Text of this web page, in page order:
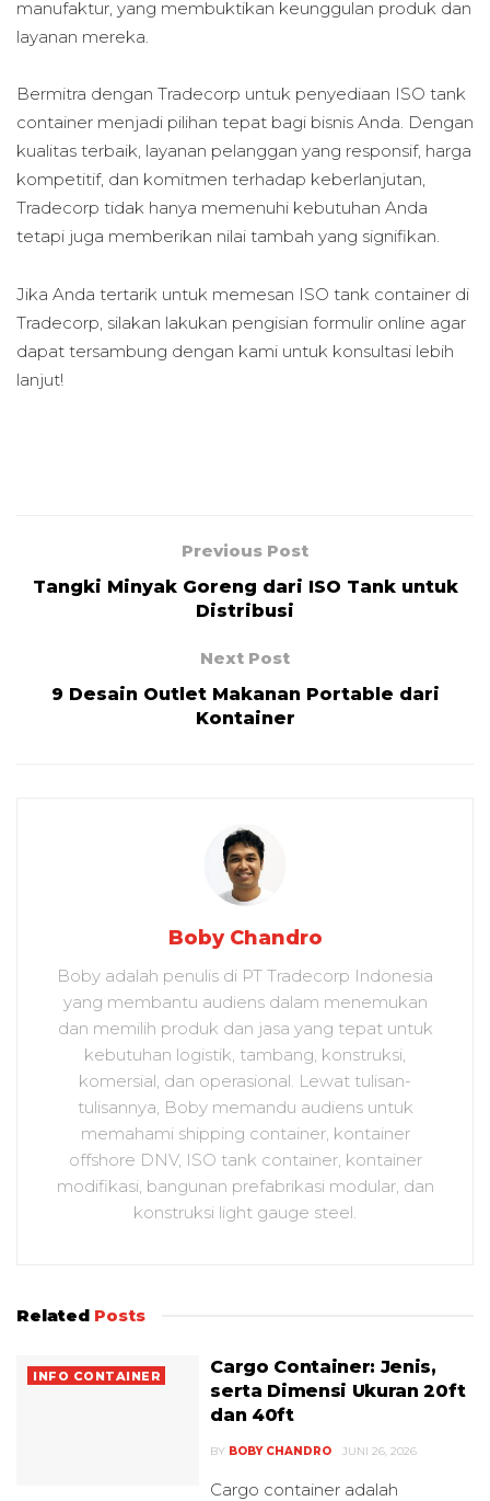
manufaktur, yang membuktikan keunggulan produk dan
layanan mereka.
Bermitra dengan Tradecorp untuk penyediaan ISO tank
container menjadi pilihan tepat bagi bisnis Anda. Dengan
kualitas terbaik, layanan pelanggan yang responsif, harga
kompetitif, dan komitmen terhadap keberlanjutan,
Tradecorp tidak hanya memenuhi kebutuhan Anda
tetapi juga memberikan nilai tambah yang signifikan.
Jika Anda tertarik untuk memesan ISO tank container di
Tradecorp, silakan lakukan pengisian formulir online agar
dapat tersambung dengan kami untuk konsultasi lebih
lanjut!
Previous Post
Tangki Minyak Goreng dari ISO Tank untuk
Distribusi
Next Post
9 Desain Outlet Makanan Portable dari
Kontainer
Boby Chandro
Boby adalah penulis di PT Tradecorp Indonesia
yang membantu audiens dalam menemukan
dan memilih produk dan jasa yang tepat untuk
kebutuhan logistik, tambang, konstruksi,
komersial, dan operasional. Lewat tulisan-
tulisannya, Boby memandu audiens untuk
memahami shipping container, kontainer
offshore DNV, ISO tank container, kontainer
modifikasi, bangunan prefabrikasi modular, dan
konstruksi light gauge steel.
Related Posts
INFO CONTAINER
Cargo Container: Jenis,
serta Dimensi Ukuran 20ft
dan 40ft
BY BOBY CHANDRO JUNI 26, 2026
Cargo container adalah